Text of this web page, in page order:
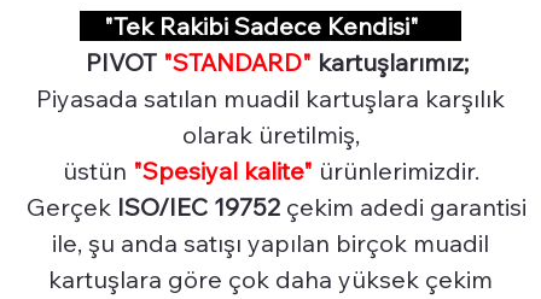
"Tek Rakibi Sadece Kendisi"
PIVOT "STANDARD" kartuşlarımız;
Piyasada satılan muadil kartuşlara karşılık
olarak üretilmiş,
üstün "Spesiyal kalite" ürünlerimizdir.
Gerçek ISO/IEC 19752 çekim adedi garantisi
ile, şu anda satışı yapılan birçok muadil
kartuşlara göre çok daha yüksek çekim